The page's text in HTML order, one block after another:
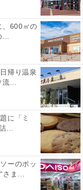
、600㎡の
帰り温泉
...
に「ミ
...
ーのポッ
ま...